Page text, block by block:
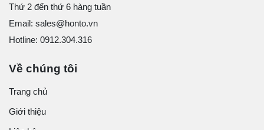
Thứ 2 đến thứ 6 hàng tuần
Email: sales@honto.vn
Hotline: 0912.304.316
Về chúng tôi
Trang chủ
Giới thiệu